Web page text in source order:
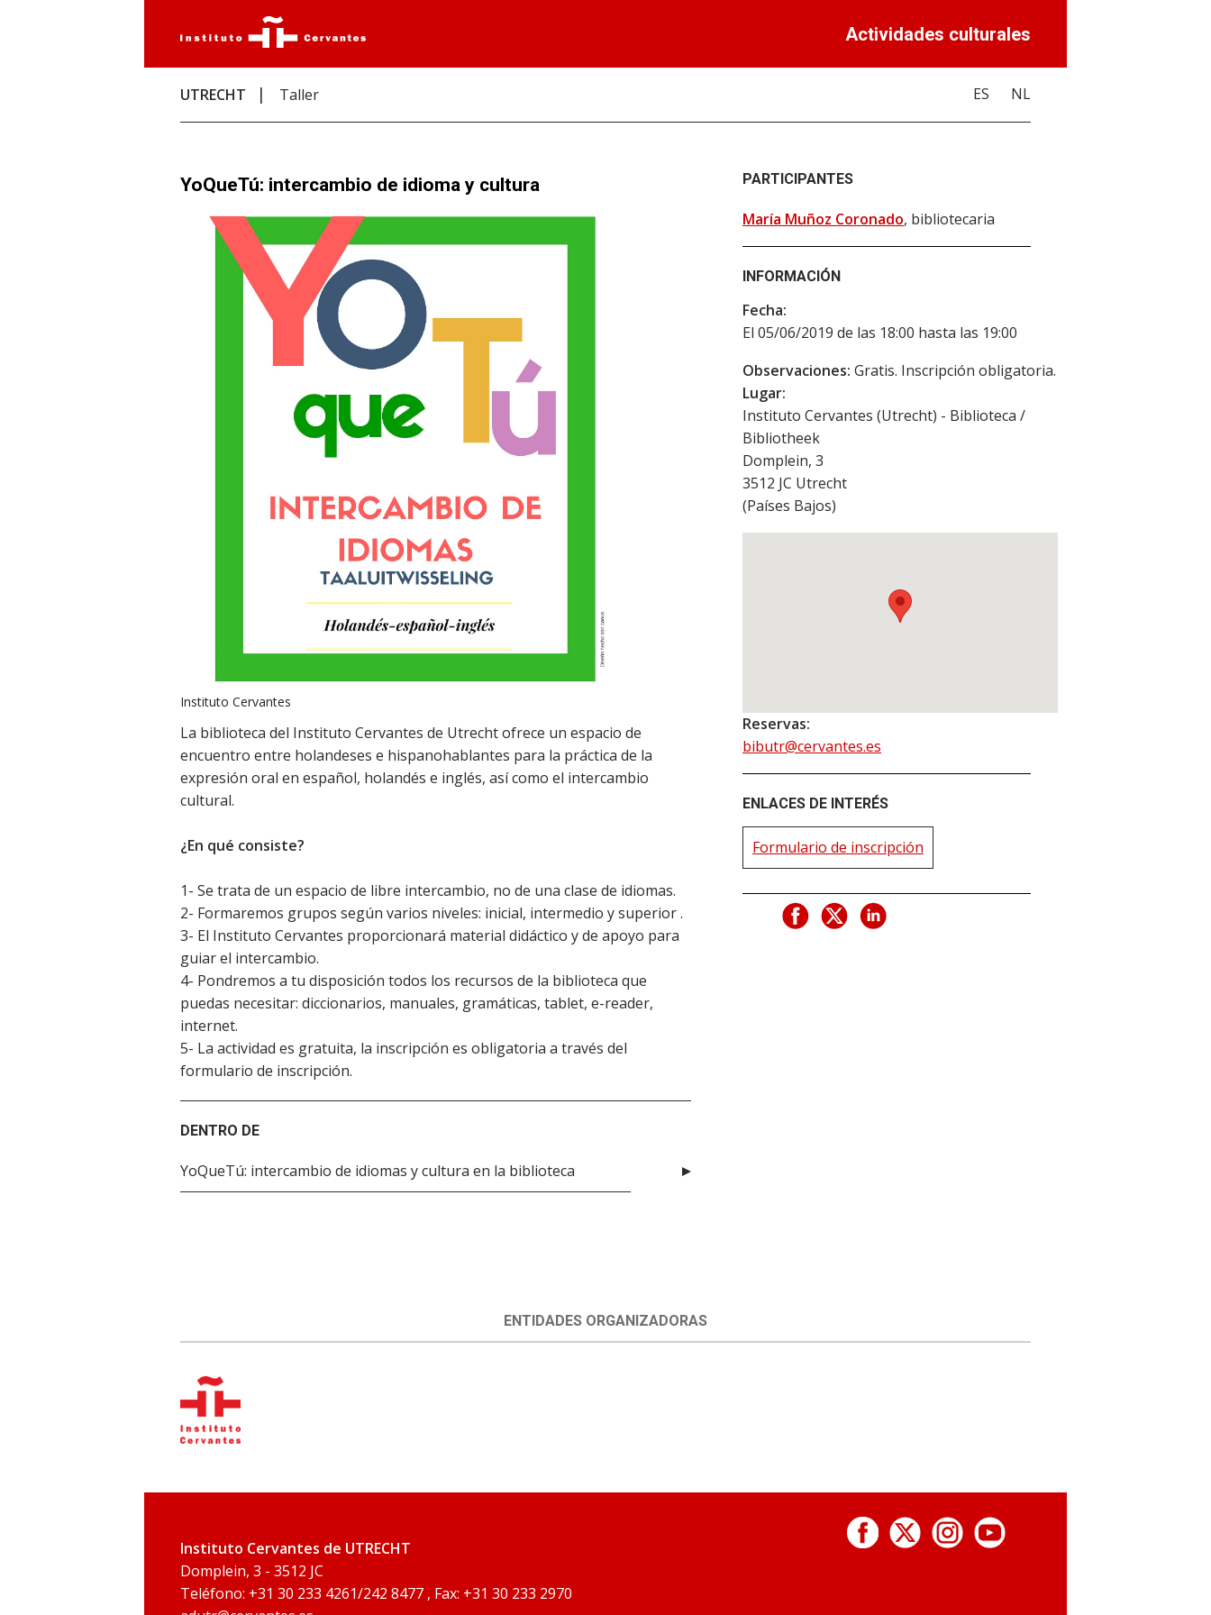
Actividades culturales
UTRECHT Taller ES NL
YoQueTú: intercambio de idioma y cultura
Instituto Cervantes
La biblioteca del Instituto Cervantes de Utrecht ofrece un espacio de
encuentro entre holandeses e hispanohablantes para la práctica de la
expresión oral en español, holandés e inglés, así como el intercambio
cultural.
¿En qué consiste?
1- Se trata de un espacio de libre intercambio, no de una clase de idiomas.
2- Formaremos grupos según varios niveles: inicial, intermedio y superior .
3- El Instituto Cervantes proporcionará material didáctico y de apoyo para
guiar el intercambio.
4- Pondremos a tu disposición todos los recursos de la biblioteca que
puedas necesitar: diccionarios, manuales, gramáticas, tablet, e-reader,
internet.
5- La actividad es gratuita, la inscripción es obligatoria a través del
formulario de inscripción.
DENTRO DE
YoQueTú: intercambio de idiomas y cultura en la biblioteca
PARTICIPANTES
María Muñoz Coronado, bibliotecaria
INFORMACIÓN
Fecha:
El 05/06/2019 de las 18:00 hasta las 19:00
Observaciones: Gratis. Inscripción obligatoria.
Lugar:
Instituto Cervantes (Utrecht) - Biblioteca /
Bibliotheek
Domplein, 3
3512 JC Utrecht
(Países Bajos)
Reservas:
bibutr@cervantes.es
ENLACES DE INTERÉS
Formulario de inscripción
ENTIDADES ORGANIZADORAS
Instituto Cervantes de UTRECHT
Domplein, 3 - 3512 JC
Teléfono: +31 30 233 4261/242 8477 , Fax: +31 30 233 2970